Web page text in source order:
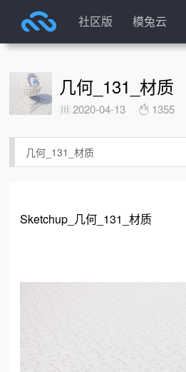
社区版 模兔云
几何_131_材质
2020-04-13 1355
几何_131_材质
Sketchup_几何_131_材质